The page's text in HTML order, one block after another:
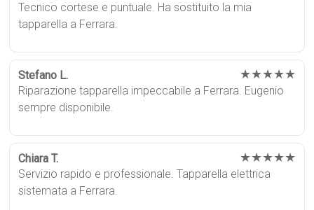
Tecnico cortese e puntuale. Ha sostituito la mia
tapparella a Ferrara.
Stefano L. ★★★★★
Riparazione tapparella impeccabile a Ferrara. Eugenio
sempre disponibile.
Chiara T. ★★★★★
Servizio rapido e professionale. Tapparella elettrica
sistemata a Ferrara.